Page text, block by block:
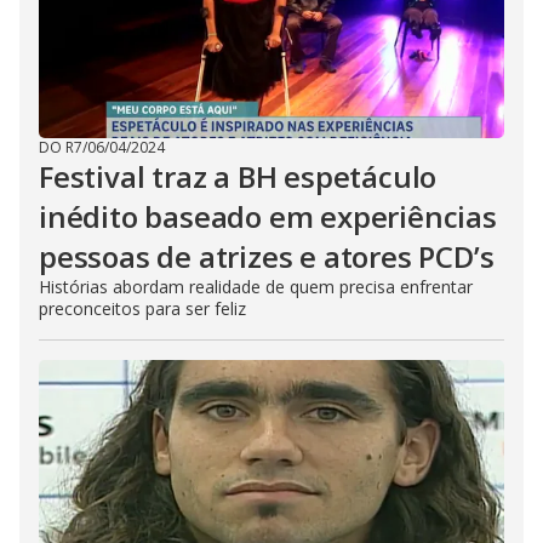
DO R7/06/04/2024
Festival traz a BH espetáculo
inédito baseado em experiências
pessoas de atrizes e atores PCD’s
Histórias abordam realidade de quem precisa enfrentar
preconceitos para ser feliz